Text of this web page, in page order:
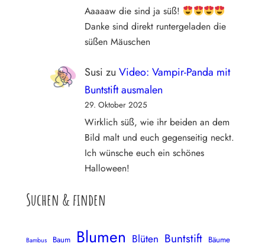
Aaaaaw die sind ja süß!
Danke sind direkt runtergeladen die
süßen Mäuschen
Susi zu Video: Vampir-Panda mit
Buntstift ausmalen
29. Oktober 2025
Wirklich süß, wie ihr beiden an dem
Bild malt und euch gegenseitig neckt.
Ich wünsche euch ein schönes
Halloween!
Suchen & finden
Bambus Baum Blumen Blüten Buntstift Bäume